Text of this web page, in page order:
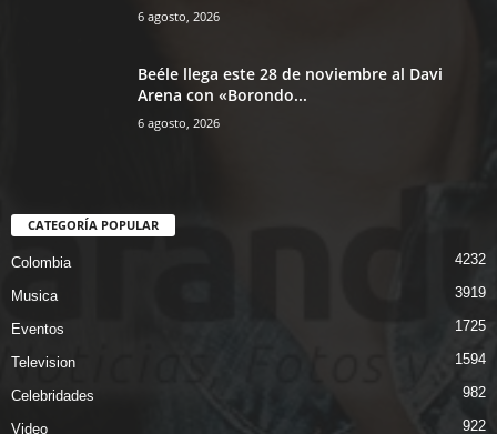
6 agosto, 2026
Beéle llega este 28 de noviembre al Davi
Arena con «Borondo...
6 agosto, 2026
CATEGORÍA POPULAR
Colombia 4232
Musica 3919
Eventos 1725
Television 1594
Celebridades 982
Video 922